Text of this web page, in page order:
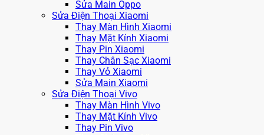
Sửa Main Oppo
Sửa Điện Thoại Xiaomi
Thay Màn Hình Xiaomi
Thay Mặt Kính Xiaomi
Thay Pin Xiaomi
Thay Chân Sạc Xiaomi
Thay Vỏ Xiaomi
Sửa Main Xiaomi
Sửa Điện Thoại Vivo
Thay Màn Hình Vivo
Thay Mặt Kính Vivo
Thay Pin Vivo